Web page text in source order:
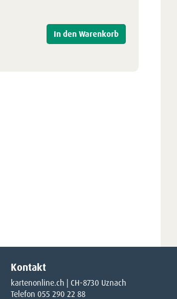
Kontakt
kartenonline.ch | CH-8730 Uznach
Telefon 055 290 22 88